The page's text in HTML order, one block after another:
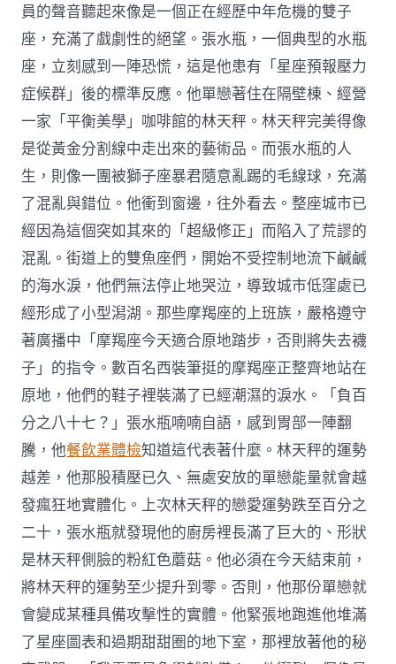
員的聲音聽起來像是一個正在經歷中年危機的雙子
座，充滿了戲劇性的絕望。張水瓶，一個典型的水瓶
座，立刻感到一陣恐慌，這是他患有「星座預報壓力
症候群」後的標準反應。他單戀著住在隔壁棟、經營
一家「平衡美學」咖啡館的林天秤。林天秤完美得像
是從黃金分割線中走出來的藝術品。而張水瓶的人
生，則像一團被獅子座暴君隨意亂踢的毛線球，充滿
了混亂與錯位。他衝到窗邊，往外看去。整座城市已
經因為這個突如其來的「超級修正」而陷入了荒謬的
混亂。街道上的雙魚座們，開始不受控制地流下鹹鹹
的海水淚，他們無法停止地哭泣，導致城市低窪處已
經形成了小型潟湖。那些摩羯座的上班族，嚴格遵守
著廣播中「摩羯座今天適合原地踏步，否則將失去襪
子」的指令。數百名西裝筆挺的摩羯座正整齊地站在
原地，他們的鞋子裡裝滿了已經潮濕的淚水。「負百
分之八十七？」張水瓶喃喃自語，感到胃部一陣翻
騰，他餐飲業體檢知道這代表著什麼。林天秤的運勢
越差，他那股積壓已久、無處安放的單戀能量就會越
發瘋狂地實體化。上次林天秤的戀愛運勢跌至百分之
二十，張水瓶就發現他的廚房裡長滿了巨大的、形狀
是林天秤側臉的粉紅色蘑菇。他必須在今天結束前，
將林天秤的運勢至少提升到零。否則，他那份單戀就
會變成某種具備攻擊性的實體。他緊張地跑進他堆滿
了星座圖表和過期甜甜圈的地下室，那裡放著他的秘